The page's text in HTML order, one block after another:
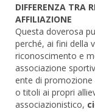
DIFFERENZA TRA
AFFILIAZIONE
Questa doverosa
perché, ai fini della
riconoscimento e
associazione
ente di
o titoli ai propri
associazionistico,